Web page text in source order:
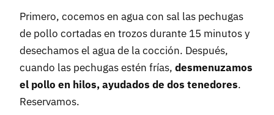
Primero, cocemos en agua con sal las pechugas
de pollo cortadas en trozos durante 15 minutos y
desechamos el agua de la cocción. Después,
cuando las pechugas estén frías, desmenuzamos
el pollo en hilos, ayudados de dos tenedores.
Reservamos.